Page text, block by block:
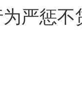
严惩